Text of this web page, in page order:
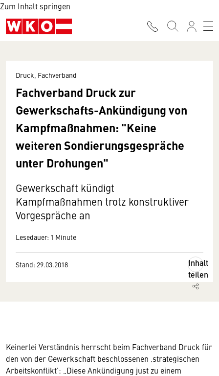
Zum Inhalt springen
Druck, Fachverband
Fachverband Druck zur
Gewerkschafts-Ankündigung von
Kampfmaßnahmen: "Keine
weiteren Sondierungsgespräche
unter Drohungen"
Gewerkschaft kündigt
Kampfmaßnahmen trotz konstruktiver
Vorgespräche an
Lesedauer: 1 Minute
Stand: 29.03.2018
Inhalt
teilen
Keinerlei Verständnis herrscht beim Fachverband Druck für
den von der Gewerkschaft beschlossenen ‚strategischen
Arbeitskonflikt’: „Diese Ankündigung just zu einem